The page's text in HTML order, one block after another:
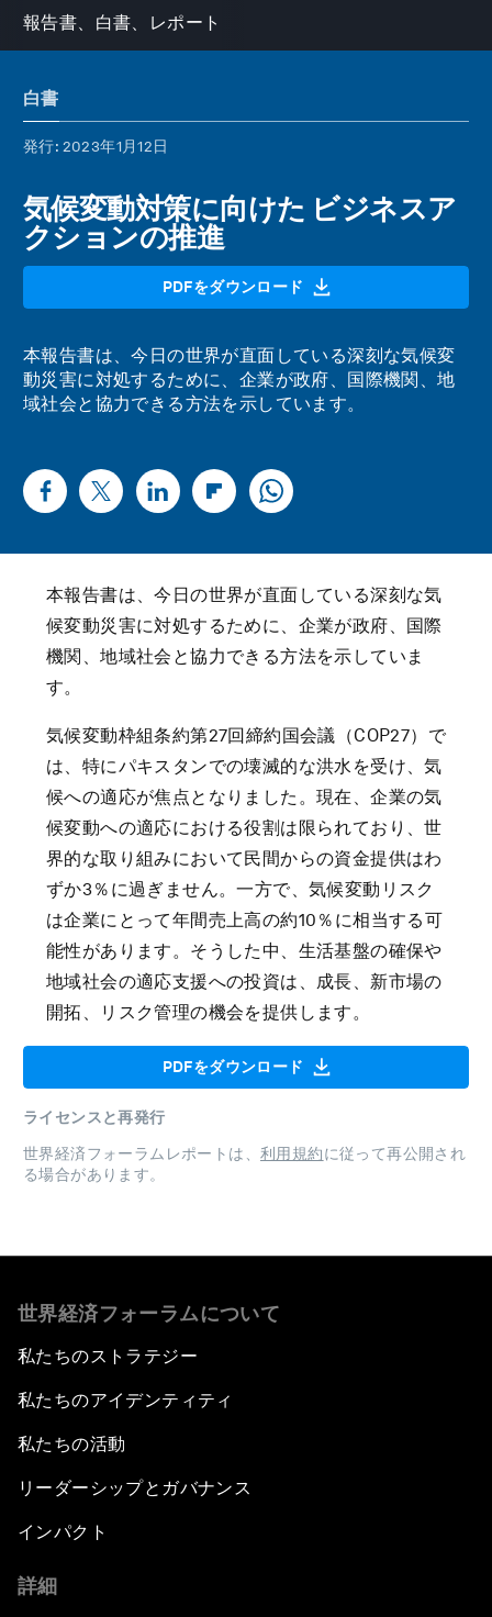
報告書、白書、レポート
白書
発行: 2023年1月12日
気候変動対策に向けた ビジネスア
クションの推進
PDFをダウンロード
本報告書は、今日の世界が直面している深刻な気候変
動災害に対処するために、企業が政府、国際機関、地
域社会と協力できる方法を示しています。
本報告書は、今日の世界が直面している深刻な気
候変動災害に対処するために、企業が政府、国際
機関、地域社会と協力できる方法を示していま
す。
気候変動枠組条約第27回締約国会議（COP27）で
は、特にパキスタンでの壊滅的な洪水を受け、気
候への適応が焦点となりました。現在、企業の気
候変動への適応における役割は限られており、世
界的な取り組みにおいて民間からの資金提供はわ
ずか3％に過ぎません。一方で、気候変動リスク
は企業にとって年間売上高の約10％に相当する可
能性があります。そうした中、生活基盤の確保や
地域社会の適応支援への投資は、成長、新市場の
開拓、リスク管理の機会を提供します。
PDFをダウンロード
ライセンスと再発行
世界経済フォーラムレポートは、 利用規約に従って再公開され
る場合があります。
世界経済フォーラムについて
私たちのストラテジー
私たちのアイデンティティ
私たちの活動
リーダーシップとガバナンス
インパクト
詳細